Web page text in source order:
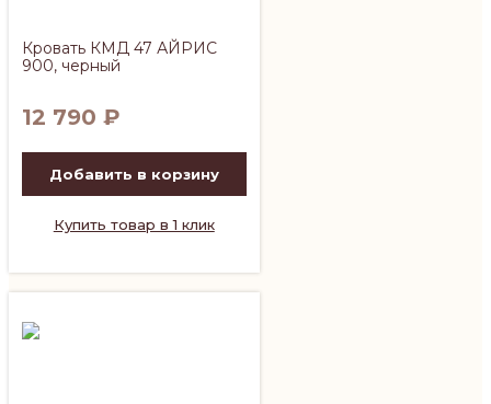
Кровать КМД 47 АЙРИС
900, черный
12 790 ₽
Добавить в корзину
Купить товар в 1 клик